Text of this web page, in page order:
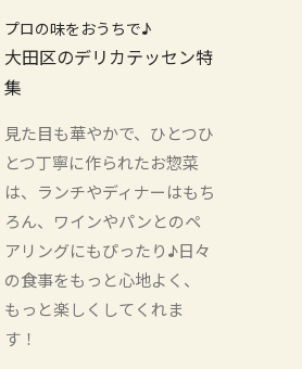
プロの味をおうちで♪
大田区のデリカテッセン特
集
見た目も華やかで、ひとつひ
とつ丁寧に作られたお惣菜
は、ランチやディナーはもち
ろん、ワインやパンとのペ
アリングにもぴったり♪日々
の食事をもっと心地よく、
もっと楽しくしてくれま
す！